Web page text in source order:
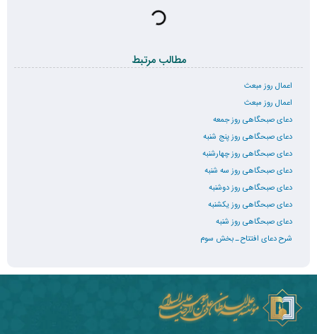
مطالب مرتبط
اعمال روز مبعث
اعمال روز مبعث
دعای صبحگاهی روز جمعه
دعای صبحگاهی روز پنج شنبه
دعای صبحگاهی روز چهارشنبه
دعای صبحگاهی روز سه شنبه
دعای صبحگاهی روز دوشنبه
دعای صبحگاهی روز یکشنبه
دعای صبحگاهی روز شنبه
شرح دعای افتتاح ـ بخش سوم